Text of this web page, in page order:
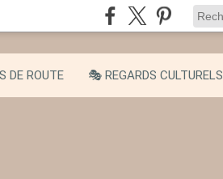
DE ROUTE 🎭 REGARDS CULTURELS